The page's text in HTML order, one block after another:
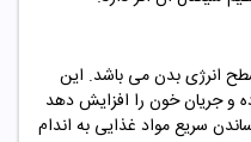
انرژی بدن می باشد. این
و جریان خون را افزایش دهد
سریع مواد غذایی به اندام